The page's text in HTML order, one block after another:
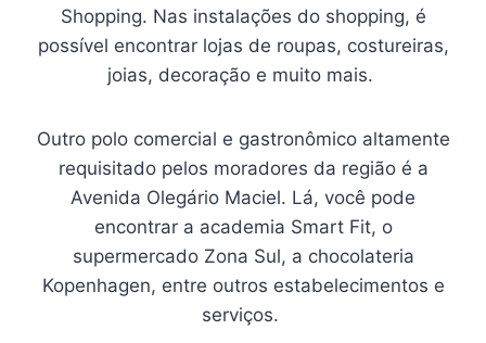
Shopping. Nas instalações do shopping, é
possível encontrar lojas de roupas, costureiras,
joias, decoração e muito mais.
Outro polo comercial e gastronômico altamente
requisitado pelos moradores da região é a
Avenida Olegário Maciel. Lá, você pode
encontrar a academia Smart Fit, o
supermercado Zona Sul, a chocolateria
Kopenhagen, entre outros estabelecimentos e
serviços.